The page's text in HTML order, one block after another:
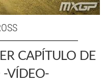
CAPÍTULO DE
VÍDEO-